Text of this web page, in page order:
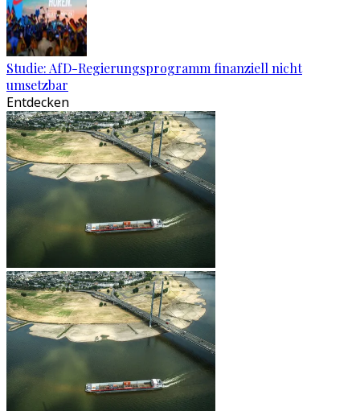
Studie: AfD-Regierungsprogramm finanziell nicht
umsetzbar
Entdecken